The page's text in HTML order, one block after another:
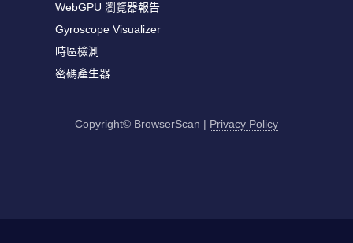
WebGPU 瀏覽器報告
Gyroscope Visualizer
時區檢測
密碼產生器
Copyright© BrowserScan | Privacy Policy